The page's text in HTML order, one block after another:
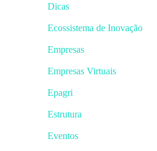
Dicas
Ecossistema de Inovação
Empresas
Empresas Virtuais
Epagri
Estrutura
Eventos